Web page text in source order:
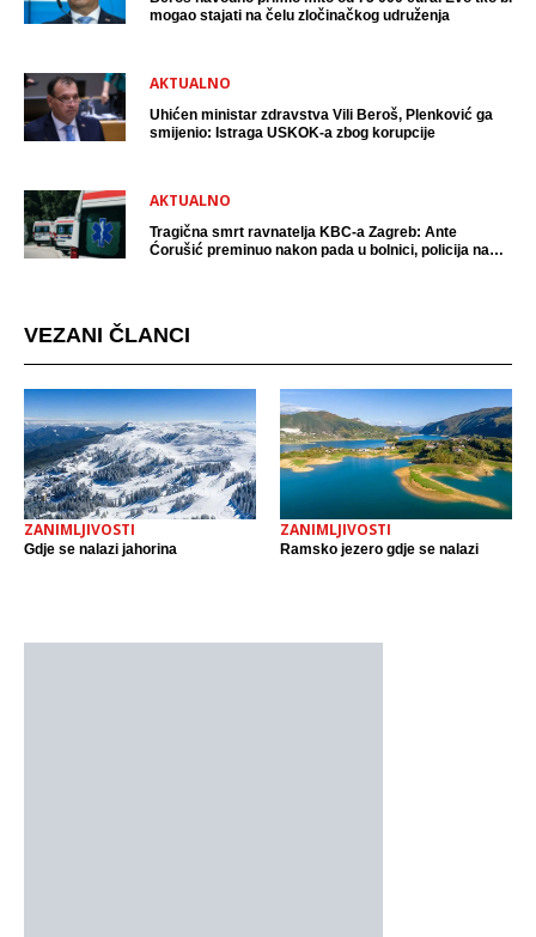
mogao stajati na čelu zločinačkog udruženja
AKTUALNO
Uhićen ministar zdravstva Vili Beroš, Plenković ga
smijenio: Istraga USKOK-a zbog korupcije
AKTUALNO
Tragična smrt ravnatelja KBC-a Zagreb: Ante
Ćorušić preminuo nakon pada u bolnici, policija na
VEZANI ČLANCI
ZANIMLJIVOSTI
Gdje se nalazi jahorina
ZANIMLJIVOSTI
Ramsko jezero gdje se nalazi